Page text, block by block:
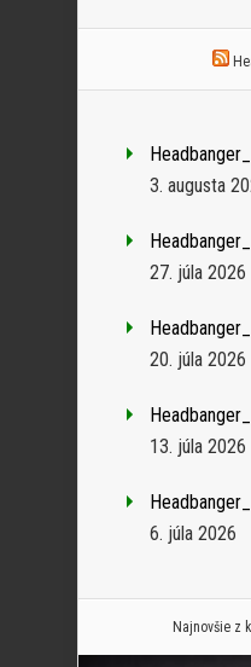
3. augusta
27. júla 2026
20. júla 2026
13. júla 2026
6. júla 2026
Najnovšie z